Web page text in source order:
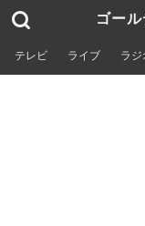
ゴー
テレビ ライブ ラジ